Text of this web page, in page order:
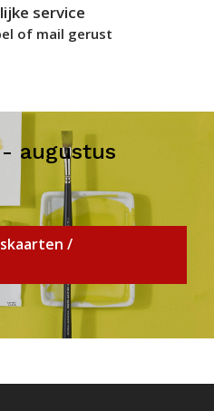
service
of mail gerust
augustus
/